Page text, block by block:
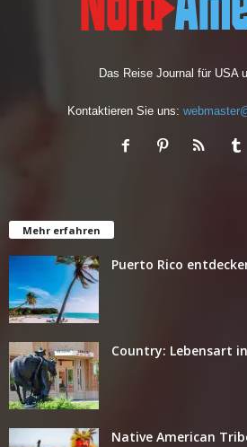
Das Reise Journal für USA
Kontaktieren Sie uns:
Mehr erfahren
Puerto Rico
Country: Lebensart
Native American